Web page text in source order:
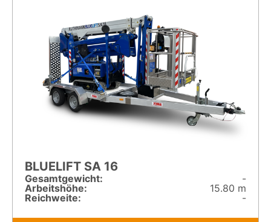
BLUELIFT SA 16
Gesamt­gewicht:
-
Arbeitshöhe:
15.80 m
Reichweite:
-